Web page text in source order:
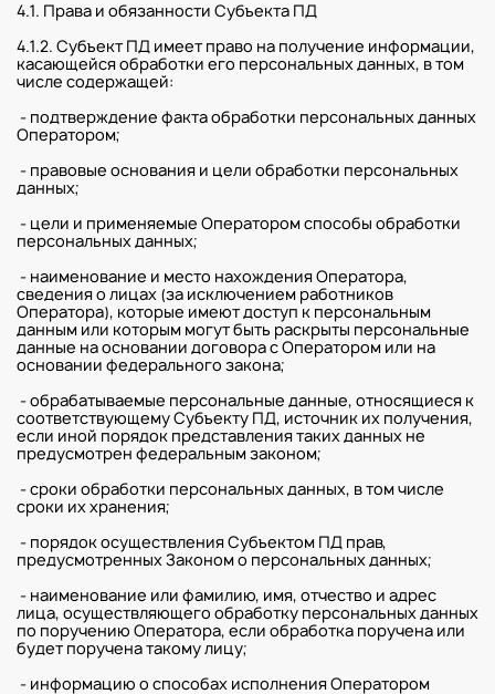
4.1. Права и обязанности Субъекта ПД
4.1.2. Субъект ПД имеет право на получение информации,
касающейся обработки его персональных данных, в том
числе содержащей:
- подтверждение факта обработки персональных данных
Оператором;
- правовые основания и цели обработки персональных
данных;
- цели и применяемые Оператором способы обработки
персональных данных;
- наименование и место нахождения Оператора,
сведения о лицах (за исключением работников
Оператора), которые имеют доступ к персональным
данным или которым могут быть раскрыты персональные
данные на основании договора с Оператором или на
основании федерального закона;
- обрабатываемые персональные данные, относящиеся к
соответствующему Субъекту ПД, источник их получения,
если иной порядок представления таких данных не
предусмотрен федеральным законом;
- сроки обработки персональных данных, в том числе
сроки их хранения;
- порядок осуществления Субъектом ПД прав,
предусмотренных Законом о персональных данных;
- наименование или фамилию, имя, отчество и адрес
лица, осуществляющего обработку персональных данных
по поручению Оператора, если обработка поручена или
будет поручена такому лицу;
- информацию о способах исполнения Оператором